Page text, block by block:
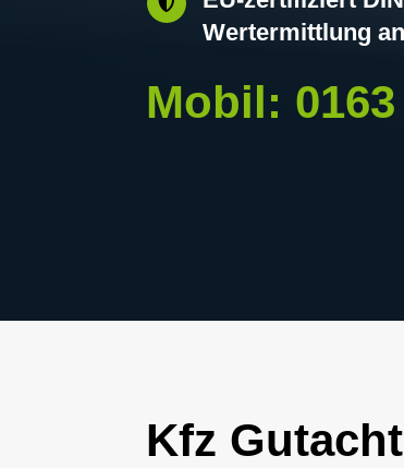
Wertermittlung
Mobil: 0163
Kfz